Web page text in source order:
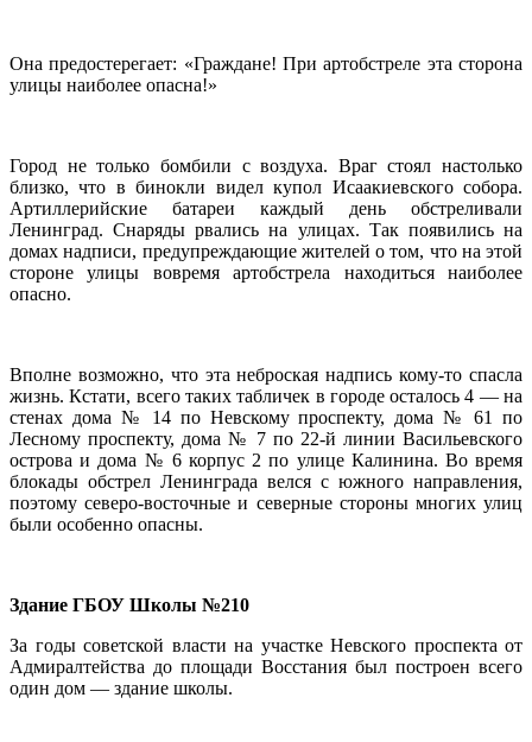
Она предостерегает: «Граждане! При артобстреле эта сторона
улицы наиболее опасна!»
Город не только бомбили с воздуха. Враг стоял настолько
близко, что в бинокли видел купол Исаакиевского собора.
Артиллерийские батареи каждый день обстреливали
Ленинград. Снаряды рвались на улицах. Так появились на
домах надписи, предупреждающие жителей о том, что на этой
стороне улицы вовремя артобстрела находиться наиболее
опасно.
Вполне возможно, что эта неброская надпись кому-то спасла
жизнь. Кстати, всего таких табличек в городе осталось 4 — на
стенах дома № 14 по Невскому проспекту, дома № 61 по
Лесному проспекту, дома № 7 по 22-й линии Васильевского
острова и дома № 6 корпус 2 по улице Калинина. Во время
блокады обстрел Ленинграда велся с южного направления,
поэтому северо-восточные и северные стороны многих улиц
были особенно опасны.
Здание ГБОУ Школы №210
За годы советской власти на участке Невского проспекта от
Адмиралтейства до площади Восстания был построен всего
один дом — здание школы.